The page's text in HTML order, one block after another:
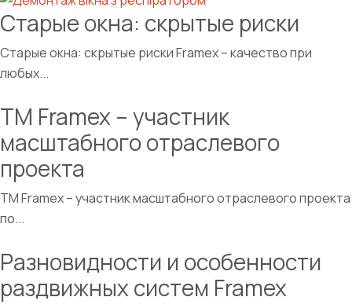
Старые окна: скрытые риски
Старые окна: скрытые риски Framex – качество при
любых...
TM Framex – участник
масштабного отраслевого
проекта
TM Framex – участник масштабного отраслевого проекта
по...
Разновидности и особенности
раздвижных систем Framex